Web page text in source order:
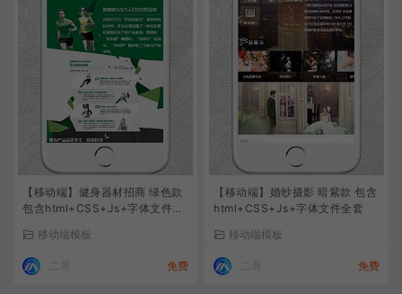
【移动端】健身器材招商 绿色款
包含html+CSS+Js+字体文件全
移动端模板
免费
【移动端】婚纱摄影 暗紫款 包含
html+CSS+Js+字体文件全套
移动端模板
免费